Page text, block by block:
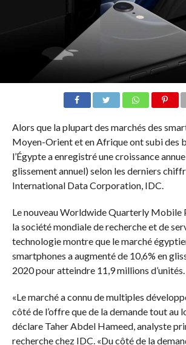
Alors que la plupart des marchés des
Moyen-Orient et en Afrique ont subi des
l’Égypte a enregistré une croissance
glissement annuel) selon les derniers
International Data Corporation, IDC.
Le nouveau Worldwide Quarterly Mobile
la société mondiale de recherche et de
technologie montre que le marché
smartphones a augmenté de 10,6% en
2020 pour atteindre 11,9 millions d’unités.
«Le marché a connu de multiples
côté de l’offre que de la demande tout au
déclare Taher Abdel Hameed, analyste
recherche chez IDC. «Du côté de la